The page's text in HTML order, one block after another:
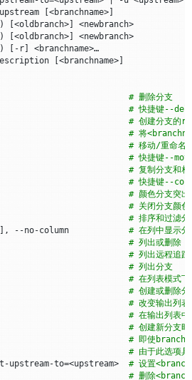
<branchname>]
) <oldbranch>]
<newbranch>
<oldbranch>]
<newbranch>
-r]
<branchname>…​
<branchname>]
delete
# 删除分支
-D
# 快捷键--
reflog
# 创建分支的
--force
# 将
--move
# 移动/重命名
-M
# 快捷键--
--copy
# 复制分支和
-C
# 快捷键--
# 颜色分支突出
color
# 关闭分支颜
case
# 排序和过滤分
, --no-column # 在列中显示分
remotes
# 列出或删除（
--all
# 列出远程追踪
list
# 列出分支
--verbose
# 在列表模式下
--quiet
# 创建或删除分
# 改变输出列表
abbrev
# 在输出列表中
--track
# 创建新分支
track
# 即使
upstream
# 由于此选项
upstream-to
=<upstream> # 设置
upstream
# 删除